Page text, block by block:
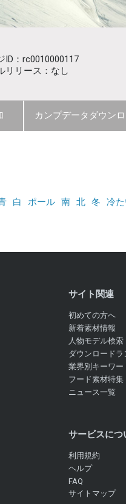
ID：rc0010000117
リリース：なし
カンプデータダウン
白 ポール 南 北 冬 冷
サイト関連
初めての方へ
新着素材情報
人物モデル検索
ダウンロードラ
業界別キーワー
フード素材特集
ニュース一覧
サービスにつ
利用規約
ヘルプ
FAQ
サイトマップ